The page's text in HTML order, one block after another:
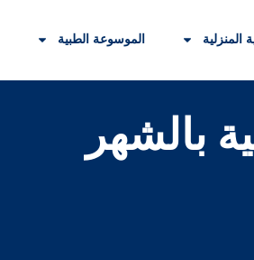
المنزلية الموسوعة الطبية
بالشهر